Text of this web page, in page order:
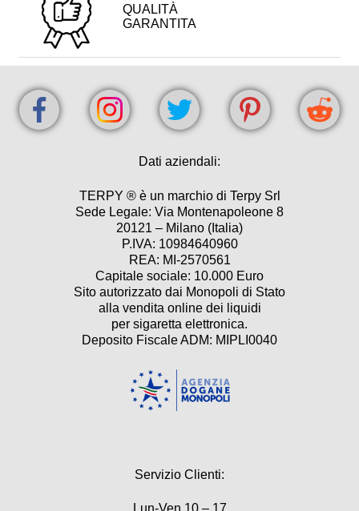
QUALITÀ
GARANTITA
Dati aziendali:
TERPY ® è un marchio di Terpy Srl
Sede Legale: Via Montenapoleone 8
20121 – Milano (Italia)
P.IVA: 10984640960
REA: MI-2570561
Capitale sociale: 10.000 Euro
Sito autorizzato dai Monopoli di Stato
alla vendita online dei liquidi
per sigaretta elettronica.
Deposito Fiscale ADM: MIPLI0040
Servizio Clienti: